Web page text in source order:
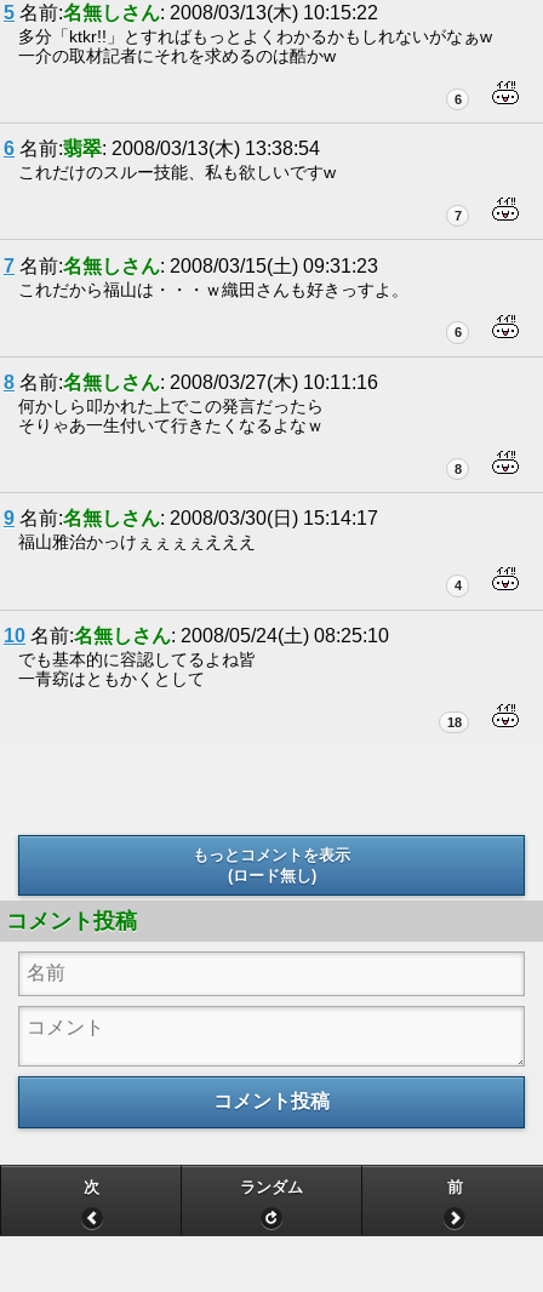
5 名前:名無しさん: 2008/03/13(木) 10:15:22
多分「ktkr!!」とすればもっとよくわかるかもしれないがなぁw
一介の取材記者にそれを求めるのは酷かw
6
6 名前:翡翠: 2008/03/13(木) 13:38:54
これだけのスルー技能、私も欲しいですw
7
7 名前:名無しさん: 2008/03/15(土) 09:31:23
これだから福山は・・・ｗ織田さんも好きっすよ。
6
8 名前:名無しさん: 2008/03/27(木) 10:11:16
何かしら叩かれた上でこの発言だったら
そりゃあ一生付いて行きたくなるよなｗ
8
9 名前:名無しさん: 2008/03/30(日) 15:14:17
福山雅治かっけぇぇぇぇえええ
4
10 名前:名無しさん: 2008/05/24(土) 08:25:10
でも基本的に容認してるよね皆
一青窈はともかくとして
18
もっとコメントを表示
(ロード無し)
コメント投稿
コメント投稿
次 ランダム 前